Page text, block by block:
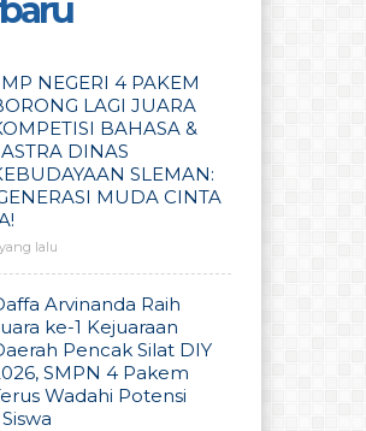
NEGERI 4 PAKEM
LAGI JUARA
BAHASA &
DINAS
SLEMAN:
MUDA CINTA
lalu
Arvinanda Raih
ke-1 Kejuaraan
Pencak Silat DIY
SMPN 4 Pakem
Wadahi Potensi